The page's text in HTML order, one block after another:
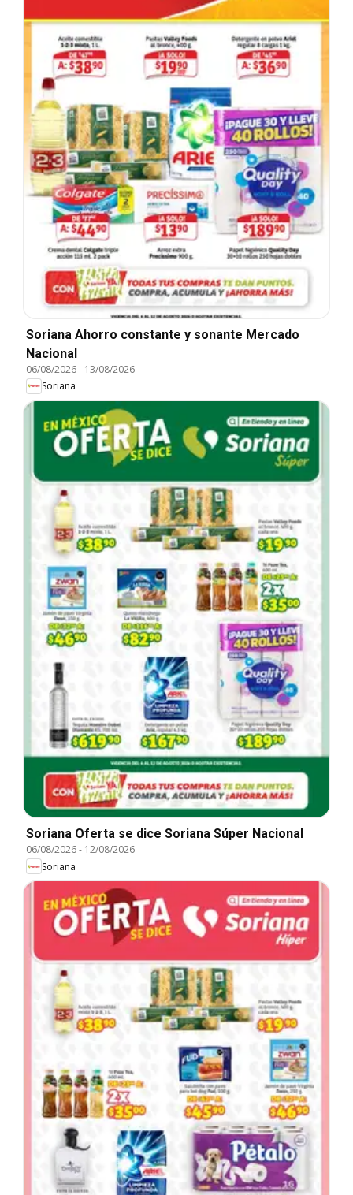
Soriana Ahorro constante y sonante Mercado
Nacional
06/08/2026- 13/08/2026
Soriana
Soriana Oferta se dice Soriana Súper Nacional
06/08/2026- 12/08/2026
Soriana